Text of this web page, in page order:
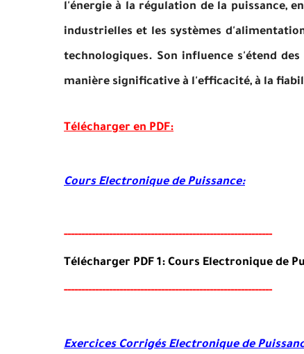
l'énergie à la régulation de la puissance,
industrielles et les systèmes
technologiques. Son influence s'étend
manière significative à l'efficacité, à la
Télécharger en PDF:
Cours Electronique de Puissance:
------------------------------------------------------------
Télécharger PDF 1: Cours Electronique de
------------------------------------------------------------
Exercices CorrigésElectronique de